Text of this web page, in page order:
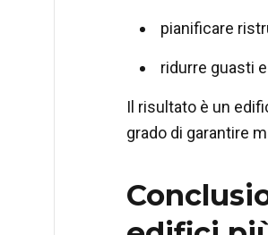
pianificare
ridurre guasti
Il risultato è un
grado di garantire